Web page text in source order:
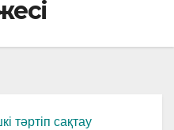
тәртіп сақтау